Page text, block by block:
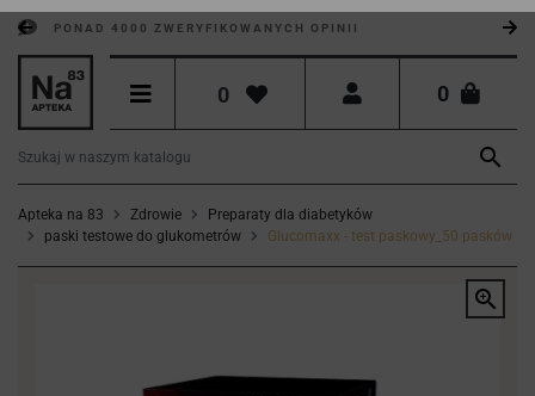
PONAD 4000 ZWERYFIKOWANYCH OPINII
0 0

Apteka na 83 Zdrowie
Preparaty dla diabetyków
paski testowe do glukometrów
Glucomaxx - test paskowy_50 pasków
